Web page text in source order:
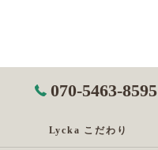
070-5463-8595
Lycka こだわり